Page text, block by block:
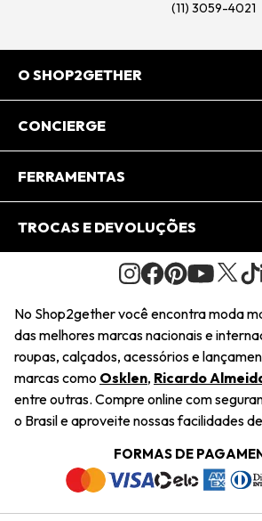
(11) 3059-4021
O SHOP2GETHER
Sobre Nós
Journal
Saiu na Mídia
Sustentabilidade
Navegando
Termos e Condições
Trabalhe Conosco
CONCIERGE
Central de Relacionamento
Regulamento e Promoções
FERRAMENTAS
Minha Conta
Pedido de Presente
Wishlist
TROCAS E DEVOLUÇÕES
Condições Gerais
Troca Fácil
Restituição de Pagamento
Dúvidas Frequentes
Termos e Condições
Política de Privacidade
No Shop2gether você encontra moda
das melhores marcas nacionais e
roupas, calçados, acessórios e
marcas como Osklen, Ricardo
entre outras. Compre online com
o Brasil e aproveite nossas facilidades
FORMAS DE